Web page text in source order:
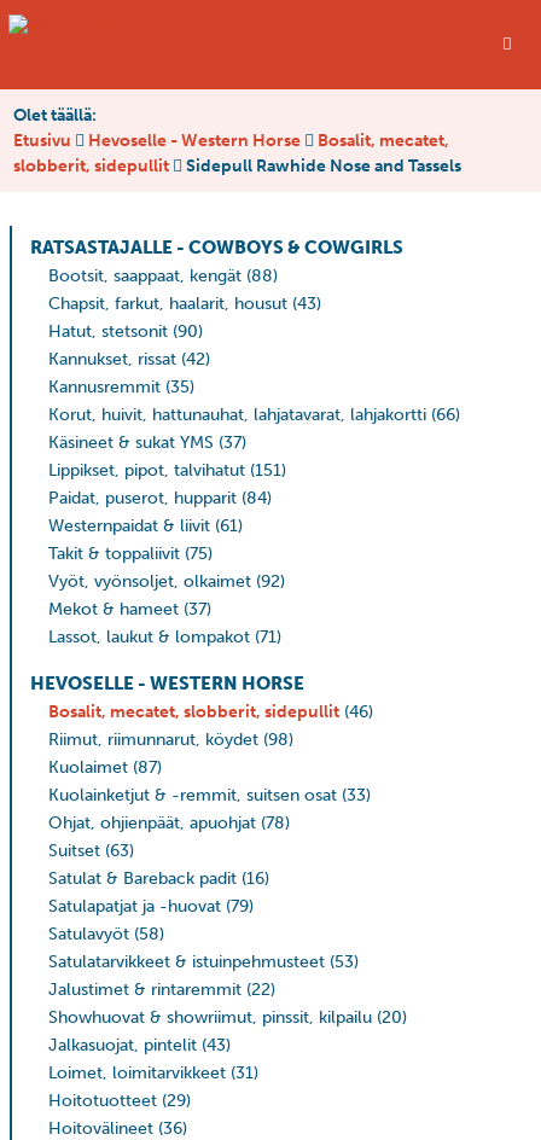
Olet täällä:
Etusivu
Hevoselle - Western Horse
Bosalit, mecatet,
slobberit, sidepullit
Sidepull Rawhide Nose and Tassels
RATSASTAJALLE - COWBOYS & COWGIRLS
Bootsit, saappaat, kengät (88)
Chapsit, farkut, haalarit, housut (43)
Hatut, stetsonit (90)
Kannukset, rissat (42)
Kannusremmit (35)
Korut, huivit, hattunauhat, lahjatavarat, lahjakortti (66)
Käsineet & sukat YMS (37)
Lippikset, pipot, talvihatut (151)
Paidat, puserot, hupparit (84)
Westernpaidat & liivit (61)
Takit & toppaliivit (75)
Vyöt, vyönsoljet, olkaimet (92)
Mekot & hameet (37)
Lassot, laukut & lompakot (71)
HEVOSELLE - WESTERN HORSE
Bosalit, mecatet, slobberit, sidepullit (46)
Riimut, riimunnarut, köydet (98)
Kuolaimet (87)
Kuolainketjut & -remmit, suitsen osat (33)
Ohjat, ohjienpäät, apuohjat (78)
Suitset (63)
Satulat & Bareback padit (16)
Satulapatjat ja -huovat (79)
Satulavyöt (58)
Satulatarvikkeet & istuinpehmusteet (53)
Jalustimet & rintaremmit (22)
Showhuovat & showriimut, pinssit, kilpailu (20)
Jalkasuojat, pintelit (43)
Loimet, loimitarvikkeet (31)
Hoitotuotteet (29)
Hoitovälineet (36)